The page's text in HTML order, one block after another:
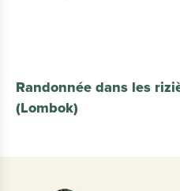
Randonnée dans les
(Lombok)